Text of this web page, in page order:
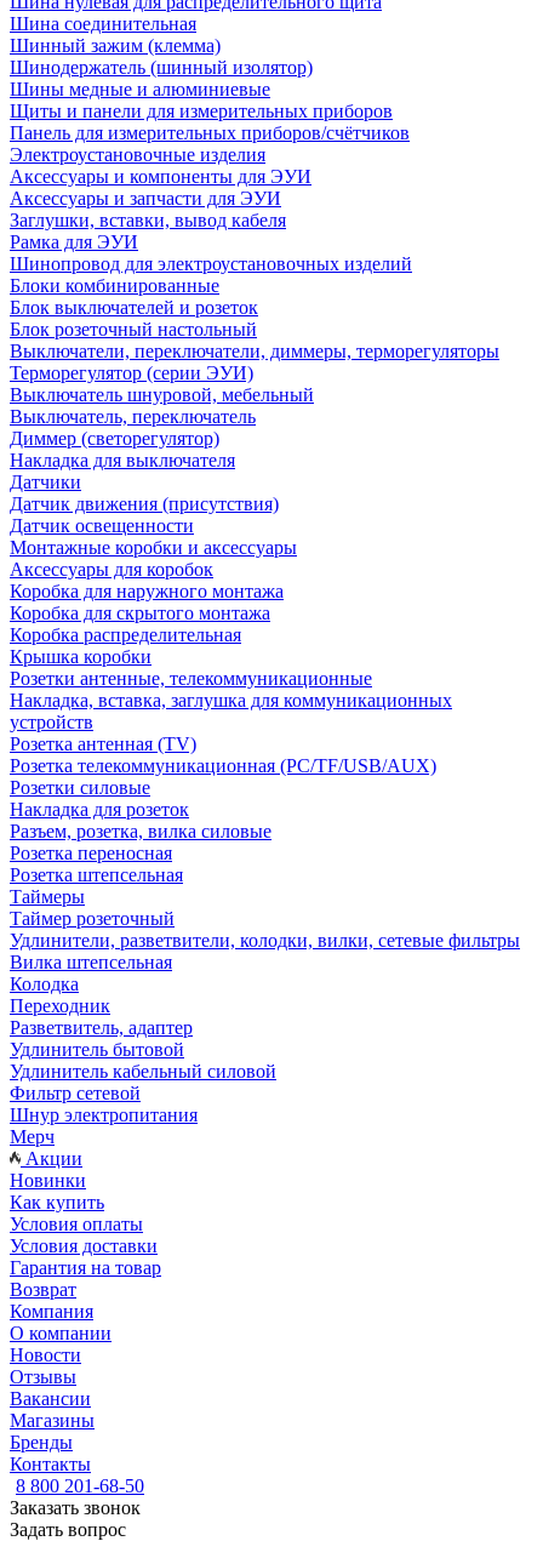
Шина соединительная
Шинный зажим (клемма)
Шинодержатель (шинный изолятор)
Шины медные и алюминиевые
Щиты и панели для измерительных приборов
Панель для измерительных приборов/счётчиков
Электроустановочные изделия
Аксессуары и компоненты для ЭУИ
Аксессуары и запчасти для ЭУИ
Заглушки, вставки, вывод кабеля
Рамка для ЭУИ
Шинопровод для электроустановочных изделий
Блоки комбинированные
Блок выключателей и розеток
Блок розеточный настольный
Выключатели, переключатели, диммеры, терморегуляторы
Терморегулятор (серии ЭУИ)
Выключатель шнуровой, мебельный
Выключатель, переключатель
Диммер (светорегулятор)
Накладка для выключателя
Датчики
Датчик движения (присутствия)
Датчик освещенности
Монтажные коробки и аксессуары
Аксессуары для коробок
Коробка для наружного монтажа
Коробка для скрытого монтажа
Коробка распределительная
Крышка коробки
Розетки антенные, телекоммуникационные
Накладка, вставка, заглушка для коммуникационных
устройств
Розетка антенная (TV)
Розетка телекоммуникационная (PC/TF/USB/AUX)
Розетки силовые
Накладка для розеток
Разъем, розетка, вилка силовые
Розетка переносная
Розетка штепсельная
Таймеры
Таймер розеточный
Удлинители, разветвители, колодки, вилки, сетевые фильтры
Вилка штепсельная
Колодка
Переходник
Разветвитель, адаптер
Удлинитель бытовой
Удлинитель кабельный силовой
Фильтр сетевой
Шнур электропитания
Мерч
Акции
Новинки
Как купить
Условия оплаты
Условия доставки
Гарантия на товар
Возврат
Компания
О компании
Новости
Отзывы
Вакансии
Магазины
Бренды
Контакты
8 800 201-68-50
Заказать звонок
Задать вопрос